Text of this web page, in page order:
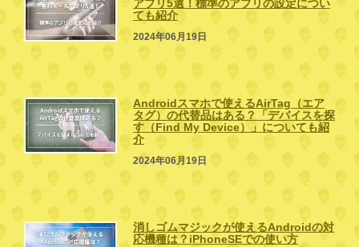
アプリ5選！標準のアプリの設定につい
ても紹介
2024年06月19日
Androidスマホで使えるAirTag（エア
タグ）の代替品はある？「デバイスを探
す（Find My Device）」についても紹
介
2024年06月19日
消しゴムマジックが使えるAndroidの対
応機種は？iPhoneSEでの使い方